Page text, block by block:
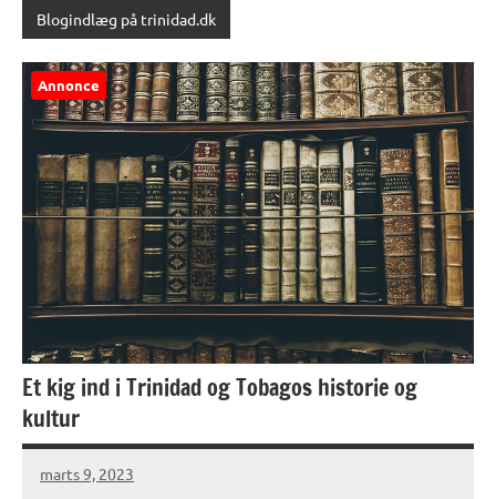
Blogindlæg på trinidad.dk
Annonce
Et kig ind i Trinidad og Tobagos historie og
kultur
marts 9, 2023